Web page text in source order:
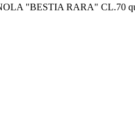
"BESTIA RARA" CL.70